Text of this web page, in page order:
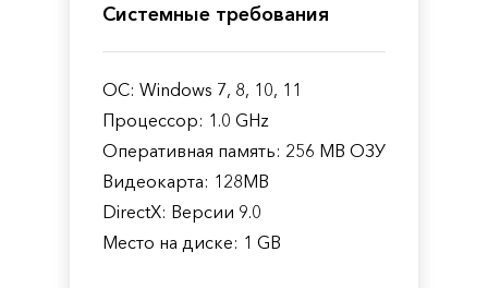
Системные требования
ОС: Windows 7, 8, 10, 11
Процессор: 1.0 GHz
Оперативная память: 256 MB ОЗУ
Видеокарта: 128MB
DirectX: Версии 9.0
Место на диске: 1 GB